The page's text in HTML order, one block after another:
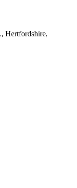
Hertfordshire,